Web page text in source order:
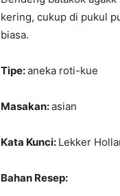
kering, cukup di pukul
biasa.
Tipe:aneka roti-kue
Masakan:asian
Kata Kunci: Lekker
Bahan Resep: